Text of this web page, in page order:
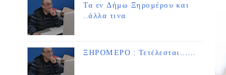
Τα εν Δήμω Ξηρομέρου και
..άλλα τινα
ΞΗΡΟΜΕΡΟ : Τετέλεσται......